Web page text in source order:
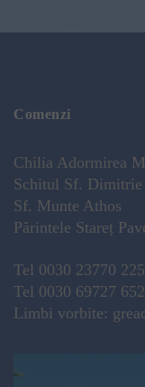
Comenzi
Chilia Adormirea
Schitul Sf. Dimitrie
Sf. Munte Athos
Părintele Stareț
Tel 0030 23770
Tel 0030 69727
Limbi vorbite: